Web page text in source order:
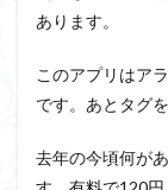
あります。
このアプリはア
です。あとタグ
去年の今頃何が